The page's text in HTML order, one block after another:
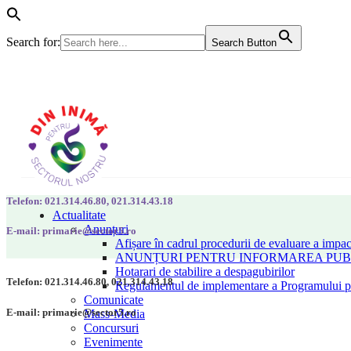
Search for: Search Button
Actualitate
Anunțuri
Afișare în cadrul procedurii de evaluare a
ANUNȚURI PENTRU INFORMAREA
Hotarari de stabilire a despagubirilor
Regulamentul de implementare a Programului
Comunicate
Mass-Media
Concursuri
Evenimente
Telefon: 021.314.46.80, 021.314.43.18
E-mail: primarie@sector5.ro
Telefon: 021.314.46.80, 021.314.43.18
E-mail: primarie@sector5.ro